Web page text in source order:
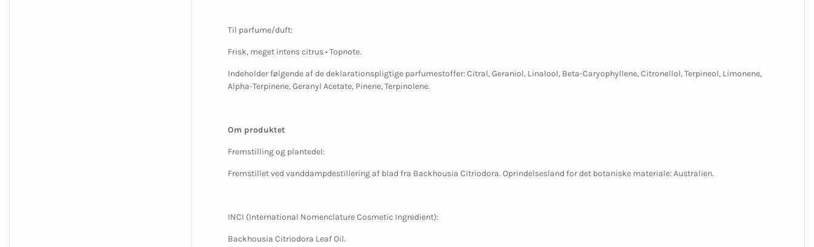
Til parfume/duft:
Frisk, meget intens citrus • Topnote.
Indeholder følgende af de deklarationspligtige parfumestoffer: Citral, Geraniol, Linalool, Beta-Caryophyllene, Citronellol, Terpineol, Limonene,
Alpha-Terpinene, Geranyl Acetate, Pinene, Terpinolene.
Om produktet
Fremstilling og plantedel:
Fremstillet ved vanddampdestillering af blad fra Backhousia Citriodora. Oprindelsesland for det botaniske materiale: Australien.
INCI (International Nomenclature Cosmetic Ingredient):
Backhousia Citriodora Leaf Oil.